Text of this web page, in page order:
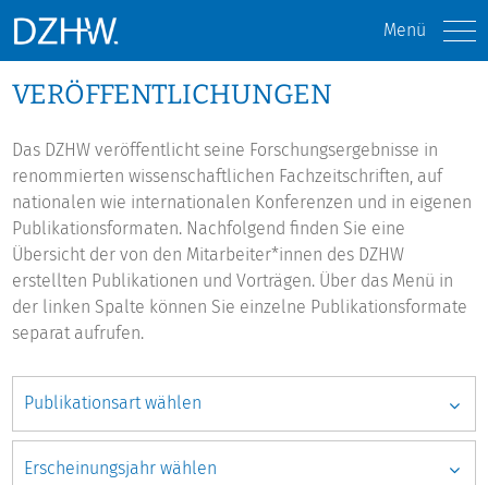
Menü
VERÖFFENTLICHUNGEN
Das DZHW veröffentlicht seine Forschungsergebnisse in
renommierten wissenschaftlichen Fachzeitschriften, auf
nationalen wie internationalen Konferenzen und in eigenen
Publikationsformaten. Nachfolgend finden Sie eine
Übersicht der von den Mitarbeiter*innen des DZHW
erstellten Publikationen und Vorträgen. Über das Menü in
der linken Spalte können Sie einzelne Publikationsformate
separat aufrufen.